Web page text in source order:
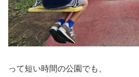
って短い時間の公園でも、